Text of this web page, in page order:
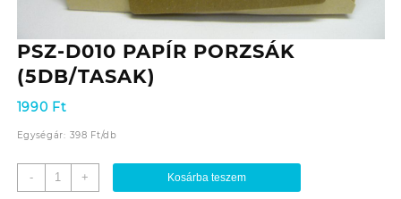
PSZ-D010 PAPÍR PORZSÁK
(5DB/TASAK)
1990 Ft
Egységár: 398 Ft/db
-
PSZ-
D010
+ Kosárba teszem